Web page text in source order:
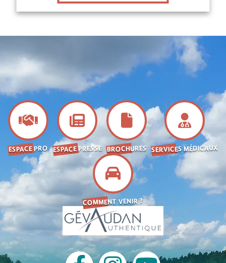
ESPACE PRO ESPACE PRESSE BROCHURES SERVICES MÉDICAUX
COMMENT VENIR ?